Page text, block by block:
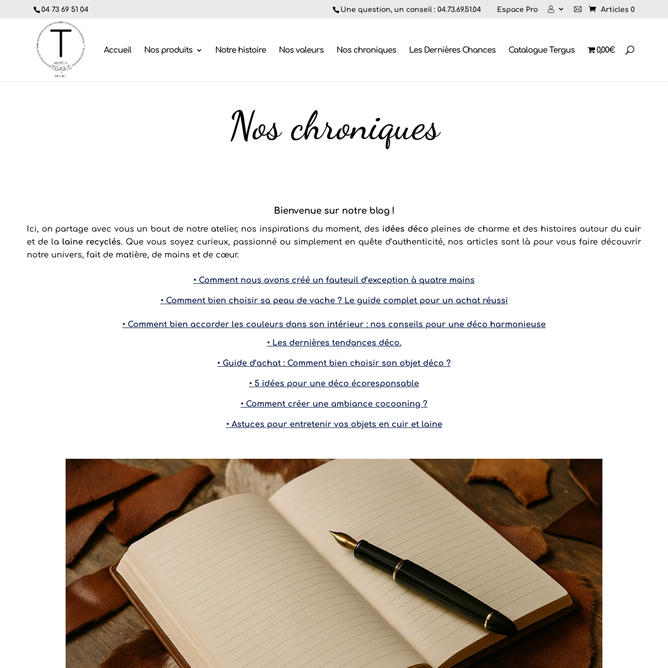
04 73 69 51 04 Une question, un conseil : 04.73.69.51.04 Espace Pro Articles 0
Accueil Nos produits Notre histoire Nos valeurs Nos chroniques Les Dernières Chances Catalogue Tergus 0,00€
Nos chroniques
Bienvenue sur notre blog !
Ici, on partage avec vous un bout de notre atelier, nos inspirations du moment, des idées déco pleines de charme et des histoires autour du cuir
et de la laine recyclés. Que vous soyez curieux, passionné ou simplement en quête d’authenticité, nos articles sont là pour vous faire découvrir
notre univers, fait de matière, de mains et de cœur.
• Comment nous avons créé un fauteuil d’exception à quatre mains
•Comment bien choisir sa peau de vache ? Le guide complet pour un achat réussi
• Comment bien accorder les couleurs dans son intérieur : nos conseils pour une déco harmonieuse
•Les dernières tendances déco.
• Guide d’achat : Comment bien choisir son objet déco ?
• 5 idées pour une déco écoresponsable
• Comment créer une ambiance cocooning ?
•Astuces pour entretenir vos objets en cuir et laine